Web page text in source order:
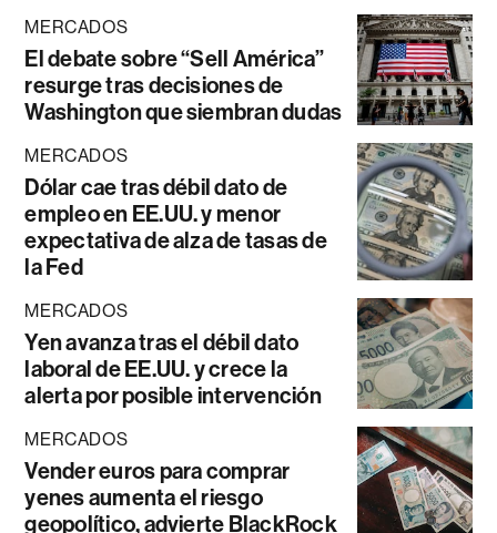
MERCADOS
El debate sobre “Sell América”
resurge tras decisiones de
Washington que siembran dudas
MERCADOS
Dólar cae tras débil dato de
empleo en EE.UU. y menor
expectativa de alza de tasas de
la Fed
MERCADOS
Yen avanza tras el débil dato
laboral de EE.UU. y crece la
alerta por posible intervención
MERCADOS
Vender euros para comprar
yenes aumenta el riesgo
geopolítico, advierte BlackRock